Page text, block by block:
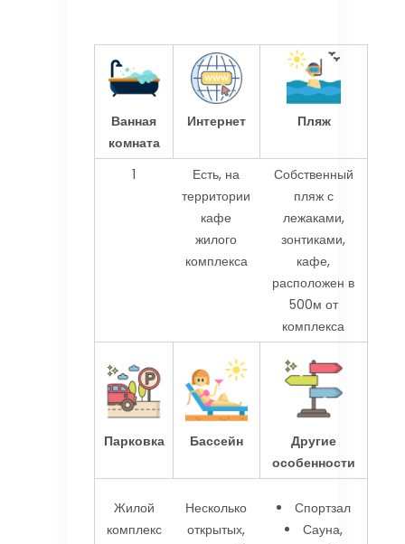
Ванная
комната
Интернет Пляж
1
Есть, на
территории
кафе
жилого
комплекса
Собственный
пляж с
лежаками,
зонтиками,
кафе,
расположен в
500м от
комплекса
Парковка Бассейн
Другие
особенности
Жилой
комплекс
Несколько
открытых,
Спортзал
Сауна,